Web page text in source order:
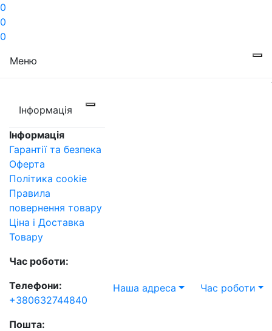
0
0
0
Меню
Інформація
Інформація
Гарантії та безпека
Оферта
Політика cookie
Правила
повернення товару
Ціна і Доставка
Товару
Час роботи:
Телефони:
+380632744840
Пошта:
Наша адреса Час роботи